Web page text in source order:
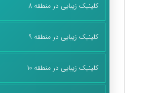
کلینیک زیبایی در منطقه 8
کلینیک زیبایی در منطقه 9
کلینیک زیبایی در منطقه 10